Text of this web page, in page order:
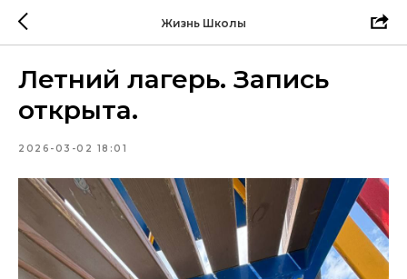
Жизнь Школы
Летний лагерь. Запись
открыта.
2026-03-02 18:01